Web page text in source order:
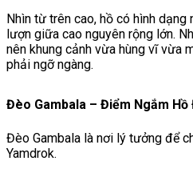
Nhìn từ trên cao, hồ có hình dạng
lượn giữa cao nguyên rộng lớn.
nên khung cảnh vừa hùng vĩ vừa
phải ngỡ ngàng.
Đèo Gambala – Điểm Ngắm Hồ
Đèo Gambala là nơi lý tưởng để
Yamdrok.